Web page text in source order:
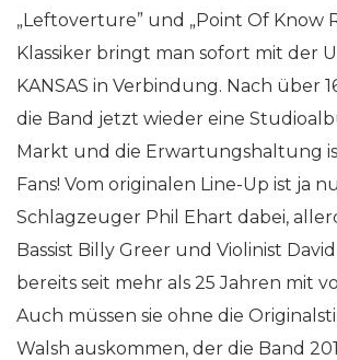
„Leftoverture” und „Point Of Know
Klassiker bringt man sofort mit der
KANSAS in Verbindung. Nach über
die Band jetzt wieder eine
Markt und die Erwartungshaltung
Fans! Vom originalen Line-Up ist ja
Schlagzeuger Phil Ehart dabei,
Bassist Billy Greer und Violinist
bereits seit mehr als 25 Jahren mit
Auch müssen sie ohne die
Walsh auskommen, der die Band